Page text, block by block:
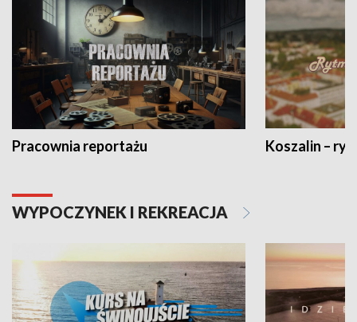
Pracownia reportażu Koszalin –
WYPOCZYNEK I REKREACJA